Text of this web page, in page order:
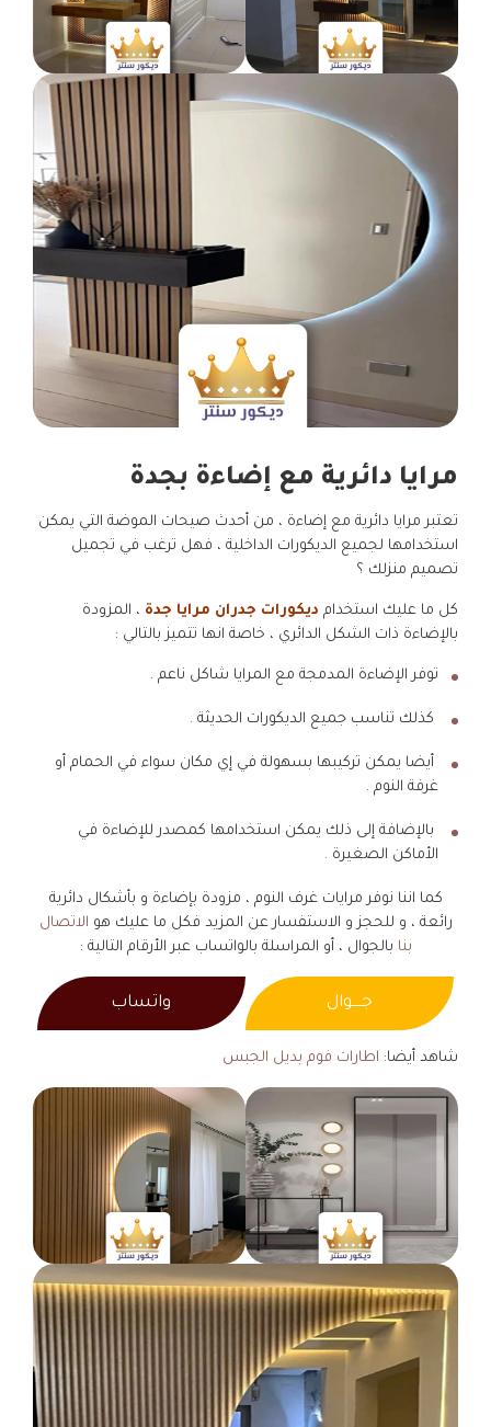
مرايا دائرية مع إضاءة بجدة
تعتبر مرايا دائرية مع إضاءة ، من أحدث صيحات الموضة التي يمكن
استخدامها لجميع الديكورات الداخلية ، فهل ترغب في تجميل
تصميم منزلك ؟
كل ما عليك استخدام ديكورات جدران مرايا جدة ، المزودة
بالإضاءة ذات الشكل الدائري ، خاصة انها تتميز بالتالي :
توفر الإضاءة المدمجة مع المرايا شاكل ناعم .
كذلك تناسب جميع الديكورات الحديثة .
أيضا يمكن تركيبها بسهولة في إي مكان سواء في الحمام أو
غرفة النوم .
بالإضافة إلى ذلك يمكن استخدامها كمصدر للإضاءة في
الأماكن الصغيرة .
كما اننا نوفر مرايات غرف النوم ، مزودة بإضاءة و بأشكال دائرية
رائعة ، و للحجز و الاستفسار عن المزيد فكل ما عليك هو الاتصال
بنا بالجوال ، أو المراسلة بالواتساب عبر الأرقام التالية :
جــــوال واتساب
شاهد أيضا: اطارات فوم بديل الجبس